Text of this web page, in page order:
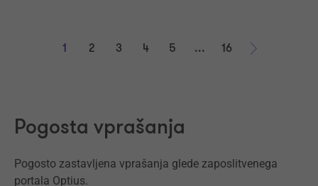
1 2 3 4 5 ...
16
Pogosta vprašanja
Pogosto zastavljena vprašanja glede zaposlitvenega
portala Optius.